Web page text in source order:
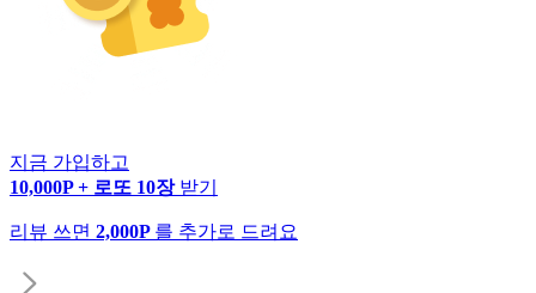
지금 가입하고
10,000P + 로또 10장 받기
리뷰 쓰면 2,000P 를 추가로 드려요